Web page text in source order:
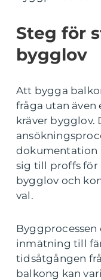
Steg för
bygglov
Att bygga
fråga utan även
kräver bygglov.
dokumentation
sig till proffs för
bygglov och
val.
inmätning till
tidsåtgången
balkong kan